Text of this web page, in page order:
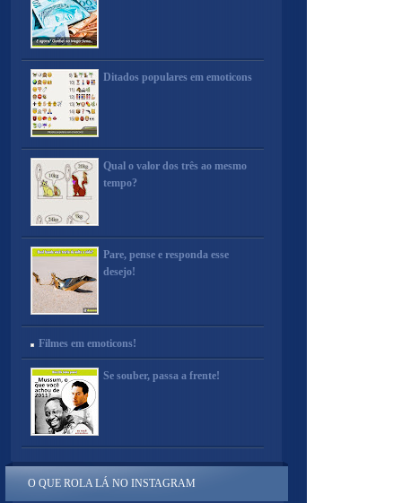
Ditados populares em emoticons
Qual o valor dos três ao mesmo
tempo?
Pare, pense e responda esse
desejo!
Filmes em emoticons!
Se souber, passa a frente!
O QUE ROLA LÁ NO INSTAGRAM